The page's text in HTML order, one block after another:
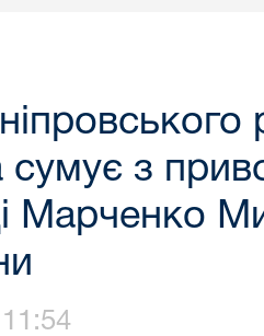
сумує з
Марченко